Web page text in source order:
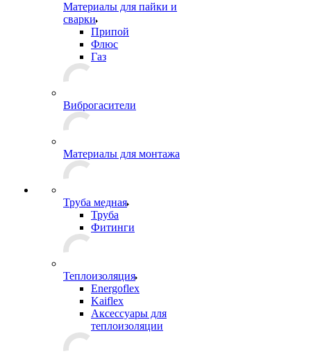
Материалы для пайки и
сварки
Припой
Флюс
Газ
Виброгасители
Материалы для монтажа
Труба медная
Труба
Фитинги
Теплоизоляция
Energoflex
Kaiflex
Аксессуары для
теплоизоляции